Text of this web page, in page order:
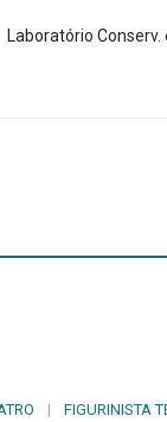
Laboratório Conserv.
| FIGURINISTA